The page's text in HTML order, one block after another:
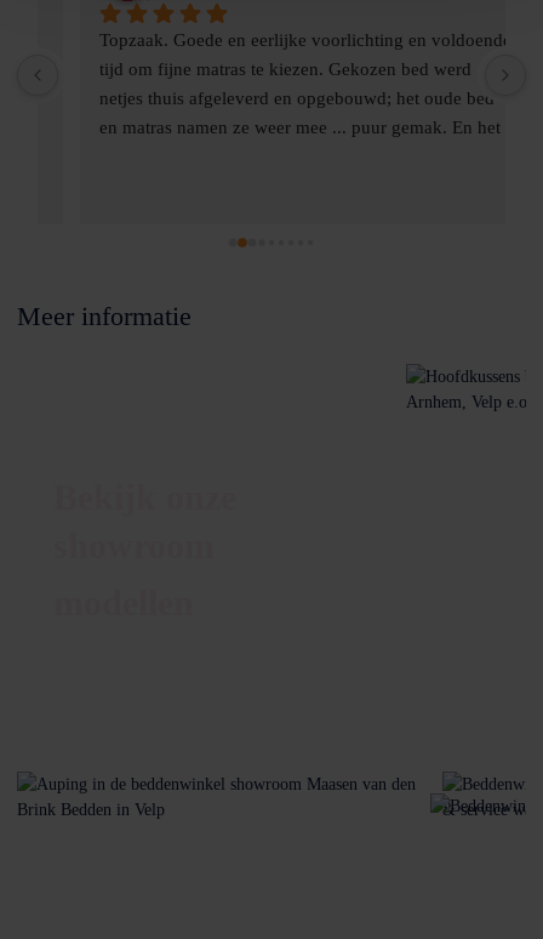
Topzaak. Goede en eerlijke voorlichting en voldoende
tijd om fijne matras te kiezen. Gekozen bed werd
netjes thuis afgeleverd en opgebouwd; het oude bed
en matras namen ze weer mee ... puur gemak. En het
Meer informatie